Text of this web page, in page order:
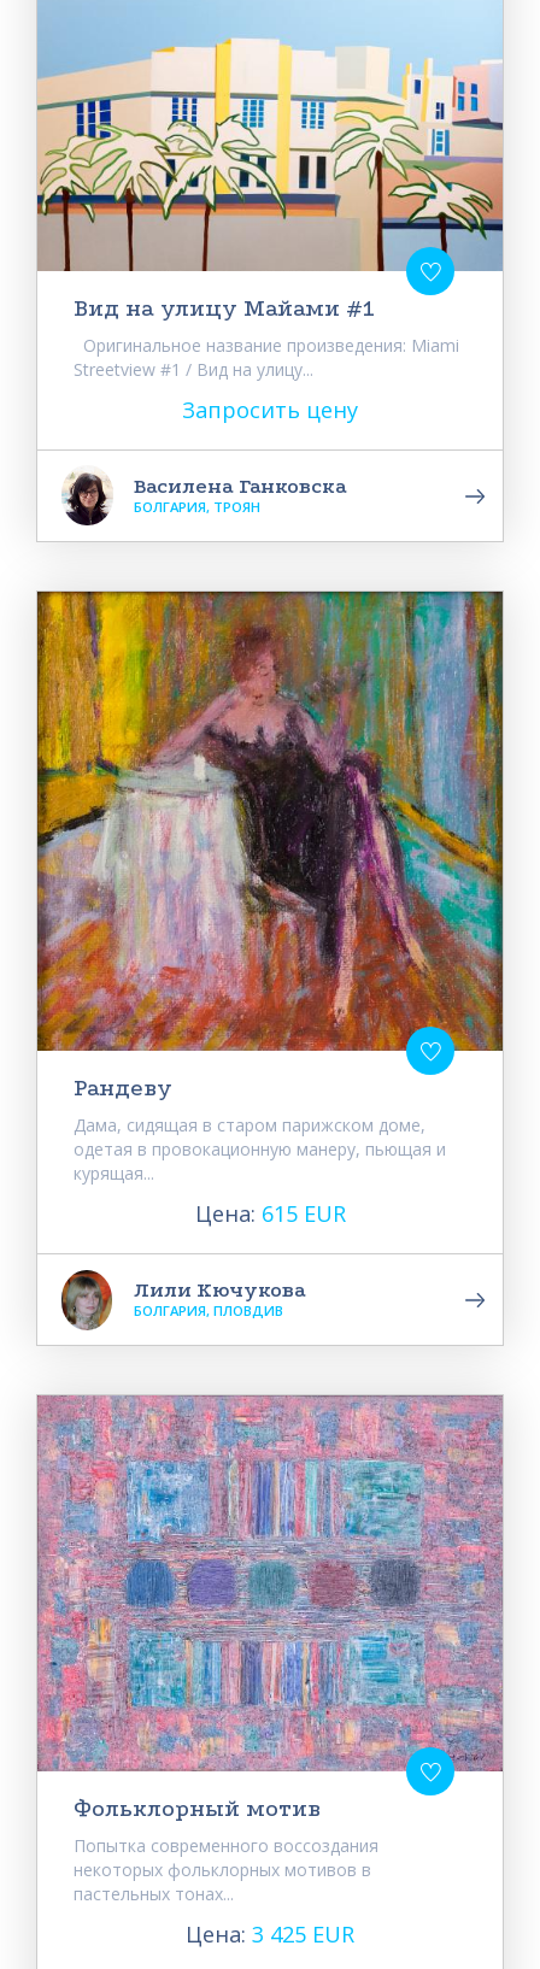
Вид на улицу Майами #1
Оригинальное название произведения: Miami
Streetview #1 / Вид на улицу...
Запросить цену
Василена Ганковска
БОЛГАРИЯ, ТРОЯН
Рандеву
Дама, сидящая в старом парижском доме,
одетая в провокационную манеру, пьющая и
курящая...
Цена: 615 EUR
Лили Кючукова
БОЛГАРИЯ, ПЛОВДИВ
Фольклорный мотив
Попытка современного воссоздания
некоторых фольклорных мотивов в
пастельных тонах...
Цена: 3 425 EUR